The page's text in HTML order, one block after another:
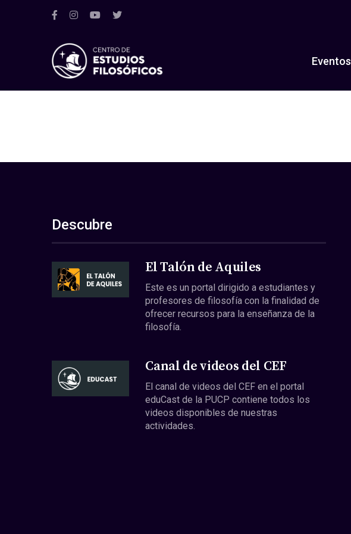
Eventos
Descubre
El Talón de Aquiles
Este es un portal dirigido a estudiantes y
profesores de filosofía con la finalidad de
ofrecer recursos para la enseñanza de la
filosofía.
Canal de videos del CEF
El canal de videos del CEF en el portal
eduCast de la PUCP contiene todos los
videos disponibles de nuestras
actividades.